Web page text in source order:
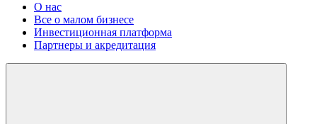
О нас
Все о малом бизнесе
Инвестиционная платформа
Партнеры и акредитация